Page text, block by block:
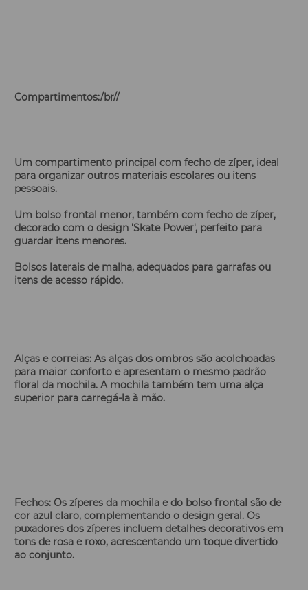
Compartimentos:/br//
Um compartimento principal com fecho de zíper, ideal
para organizar outros materiais escolares ou itens
pessoais.
Um bolso frontal menor, também com fecho de zíper,
decorado com o design 'Skate Power', perfeito para
guardar itens menores.
Bolsos laterais de malha, adequados para garrafas ou
itens de acesso rápido.
Alças e correias: As alças dos ombros são acolchoadas
para maior conforto e apresentam o mesmo padrão
floral da mochila. A mochila também tem uma alça
superior para carregá-la à mão.
Fechos: Os zíperes da mochila e do bolso frontal são de
cor azul claro, complementando o design geral. Os
puxadores dos zíperes incluem detalhes decorativos em
tons de rosa e roxo, acrescentando um toque divertido
ao conjunto.